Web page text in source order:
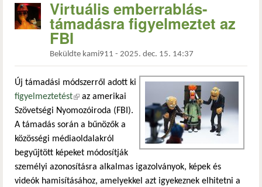
Virtuális emberrablás-
támadásra figyelmeztet az
FBI
Beküldte kami911 - 2025. dec. 15. 14:37
Új támadási módszerről adott ki
figyelmeztetést(külső hivatkozás)
az amerikai
Szövetségi Nyomozóiroda (FBI).
A támadás során a bűnözők a
közösségi médiaoldalakról
begyűjtött képeket módosítják
személyi azonosításra alkalmas igazolványok, képek és
videók hamisításához, amelyekkel azt igyekeznek elhitetni a